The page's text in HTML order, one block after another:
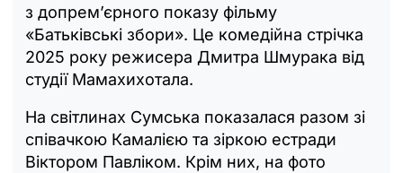
з допремʼєрного показу фільму
«Батьківські збори». Це комедійна стрічка
2025 року режисера Дмитра Шмурака від
студії Мамахихотала.
На світлинах Сумська показалася разом зі
співачкою Камалією та зіркою естради
Віктором Павліком. Крім них, на фото